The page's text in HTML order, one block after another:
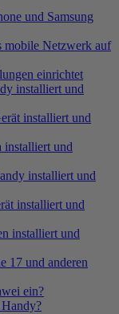
und Samsung
mobile Netzwerk auf
einrichtet
installiert und
installiert und
installiert und
installiert und
installiert und
installiert und
17 und anderen
ein?